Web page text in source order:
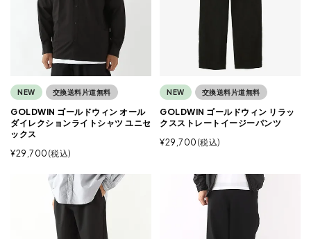
NEW 交換送料片道無料
GOLDWIN ゴールドウィン オール
ダイレクションライトシャツ ユニセ
ックス
¥29,700 税込
NEW 交換送料片道無料
GOLDWIN ゴールドウィン リラッ
クスストレートイージーパンツ
¥29,700 税込